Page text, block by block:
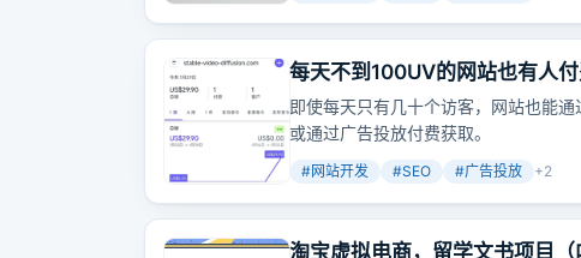
每天不到100UV的网站也有人
了！
即使每天只有几十个访客，网站也能
或通过广告投放付费获取。
#网站开发 #SEO #广告投放 +2
淘宝虚拟电商，留学文书项目（